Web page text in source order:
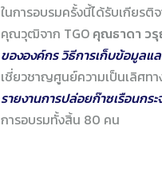
ในการอบรมครั้งนี้ได้รับเกียรติ
คุณวุฒิจาก TGO คุณธาดา ว
ขององค์กร วิธีการเก็บข้อมูลแ
เชี่ยวชาญศูนย์ความเป็นเลิศท
รายงานการปล่อยก๊าซเรือนกร
การอบรมทั้งสิ้น 80 คน